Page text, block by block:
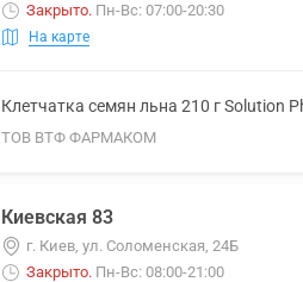
Закрыто. Пн-Вс: 07:00-20:30
На карте
Клетчатка семян льна 210 г Solution
ТОВ ВТФ ФАРМАКОМ
Киевская 83
г. Киев, ул. Соломенская, 24Б
Закрыто. Пн-Вс: 08:00-21:00